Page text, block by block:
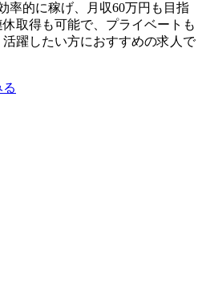
率的に稼げ、月収60万円も目指
取得も可能で、プライベートも
躍したい方におすすめの求人で